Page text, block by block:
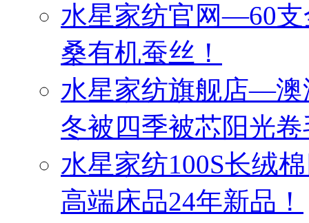
水星家纺官网—60
桑有机蚕丝！
水星家纺旗舰店—澳
冬被四季被芯阳光
水星家纺100S长绒
高端床品24年新品！